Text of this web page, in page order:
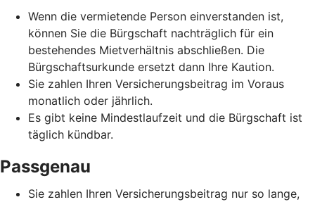
Wenn die vermietende Person einverstanden ist,
können Sie die Bürgschaft nachträglich für ein
bestehendes Mietverhältnis abschließen. Die
Bürgschaftsurkunde ersetzt dann Ihre Kaution.
Sie zahlen Ihren Versicherungsbeitrag im Voraus
monatlich oder jährlich.
Es gibt keine Mindestlaufzeit und die Bürgschaft ist
täglich kündbar.
Passgenau
Sie zahlen Ihren Versicherungsbeitrag nur so lange,